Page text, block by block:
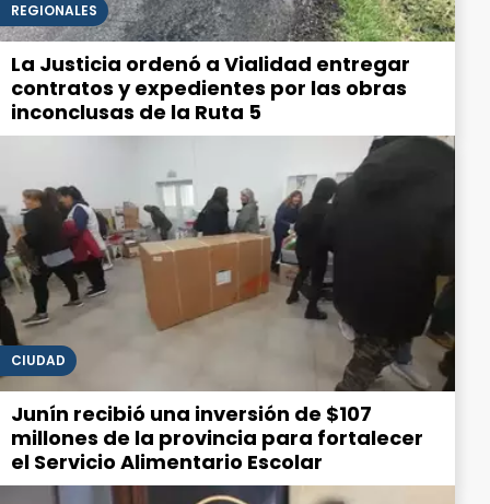
REGIONALES
La Justicia ordenó a Vialidad entregar
contratos y expedientes por las obras
inconclusas de la Ruta 5
CIUDAD
Junín recibió una inversión de $107
millones de la provincia para fortalecer
el Servicio Alimentario Escolar